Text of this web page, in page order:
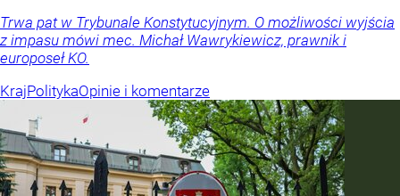
Trwa pat w Trybunale Konstytucyjnym. O możliwości wyjścia
z impasu mówi mec. Michał Wawrykiewicz, prawnik i
europoseł KO.
KrajPolitykaOpinie i komentarze